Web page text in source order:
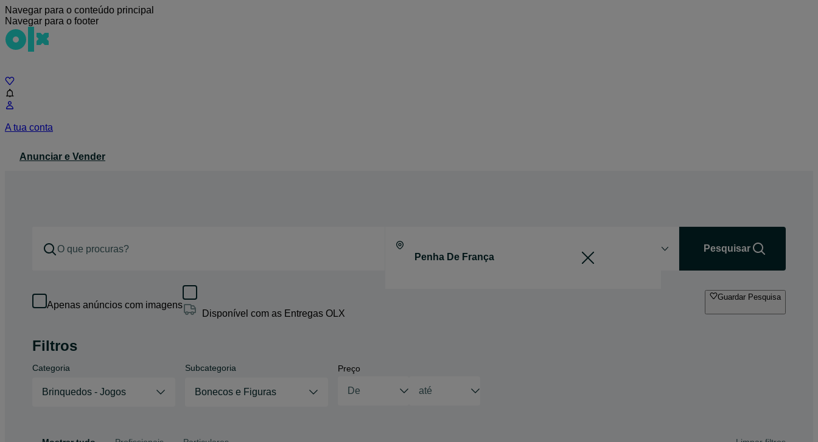
Navegar para o conteúdo principal
Navegar para o footer
A tua conta
Anunciar e Vender
Pesquisar
Apenas anúncios com imagens
Disponível com as Entregas OLX
Guardar Pesquisa
Filtros
Categoria
Brinquedos - Jogos
Subcategoria
Bonecos e Figuras
Preço